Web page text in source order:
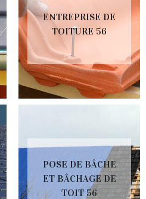
ENTREPRISE DE
TOITURE 56
POSE DE BÂCHE
ET BÂCHAGE DE
TOIT 56